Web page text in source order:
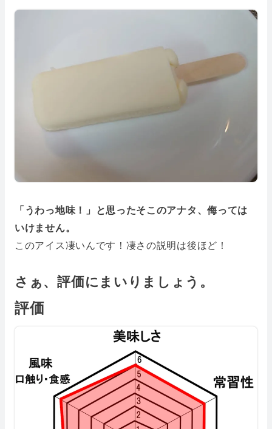
「うわっ地味！」と思ったそこのアナタ、侮っては
いけません。
このアイス凄いんです！凄さの説明は後ほど！
さぁ、評価にまいりましょう。
評価